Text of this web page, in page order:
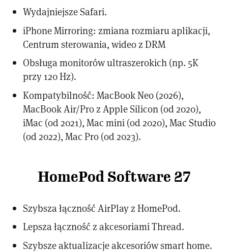
Wydajniejsze Safari.
iPhone Mirroring: zmiana rozmiaru aplikacji,
Centrum sterowania, wideo z DRM
Obsługa monitorów ultraszerokich (np. 5K
przy 120 Hz).
Kompatybilność: MacBook Neo (2026),
MacBook Air/Pro z Apple Silicon (od 2020),
iMac (od 2021), Mac mini (od 2020), Mac Studio
(od 2022), Mac Pro (od 2023).
HomePod Software 27
Szybsza łączność AirPlay z HomePod.
Lepsza łączność z akcesoriami Thread.
Szybsze aktualizacje akcesoriów smart home.